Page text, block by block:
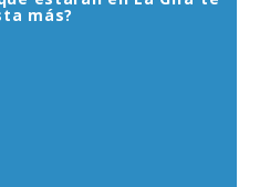
estarán en La Gira te
más?